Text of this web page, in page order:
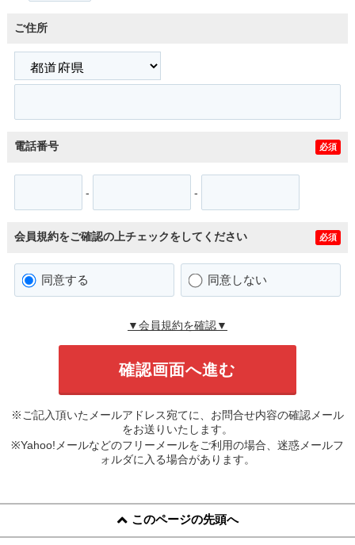
ご住所
電話番号 必須
- -
会員規約をご確認の上チェックをしてください 必須
同意する 同意しない
▼会員規約を確認▼
※ご記入頂いたメールアドレス宛てに、お問合せ内容の確認メール
をお送りいたします。
※Yahoo!メールなどのフリーメールをご利用の場合、迷惑メールフ
ォルダに入る場合があります。
このページの先頭へ